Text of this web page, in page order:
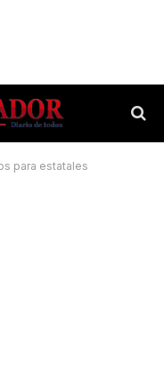
para estatales